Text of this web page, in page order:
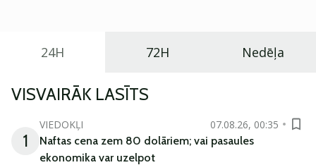
24H 72H Nedēļa
VISVAIRĀK LASĪTS
1
VIEDOKĻI
07.08.26, 00:35
Naftas cena zem 80 dolāriem; vai pasaules
ekonomika var uzelpot